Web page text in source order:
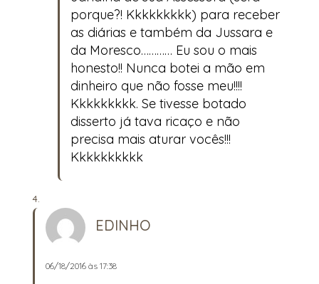
porque?! Kkkkkkkkk) para receber
as diárias e também da Jussara e
da Moresco………… Eu sou o mais
honesto!! Nunca botei a mão em
dinheiro que não fosse meu!!!!
Kkkkkkkkk. Se tivesse botado
disserto já tava ricaço e não
precisa mais aturar vocês!!!
Kkkkkkkkkk
EDINHO
06/18/2016 às 17:38